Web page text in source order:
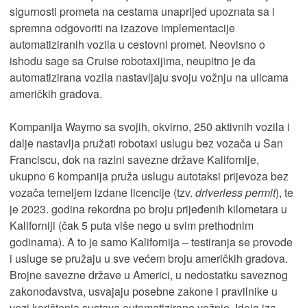
sigurnosti prometa na cestama unaprijed upoznata sa i
spremna odgovoriti na izazove implementacije
automatiziranih vozila u cestovni promet. Neovisno o
ishodu sage sa Cruise robotaxijima, neupitno je da
automatizirana vozila nastavljaju svoju vožnju na ulicama
američkih gradova.
Kompanija Waymo sa svojih, okvirno, 250 aktivnih vozila i
dalje nastavlja pružati robotaxi uslugu bez vozača u San
Franciscu, dok na razini savezne države Kalifornije,
ukupno 6 kompanija pruža uslugu autotaksi prijevoza bez
vozača temeljem izdane licencije (tzv. driverless permit), te
je 2023. godina rekordna po broju prijeđenih kilometara u
Kaliforniji (čak 5 puta više nego u svim prethodnim
godinama). A to je samo Kalifornija – testiranja se provode
i usluge se pružaju u sve većem broju američkih gradova.
Brojne savezne države u Americi, u nedostatku saveznog
zakonodavstva, usvajaju posebne zakone i pravilnike u